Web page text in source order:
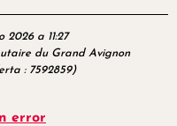
a 11:27
du Grand Avignon
: 7592859)
error